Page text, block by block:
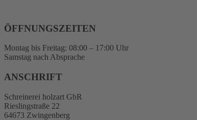
ÖFFNUNGSZEITEN
Montag bis Freitag: 08:00 – 17:00 Uhr
Samstag nach Absprache
ANSCHRIFT
Schreinerei holzart GbR
Rieslingstraße 22
64673 Zwingenberg